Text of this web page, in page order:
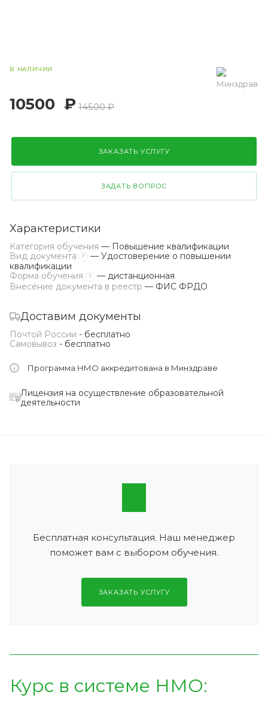
В НАЛИЧИИ
10500 ₽ 14500 ₽
ЗАКАЗАТЬ УСЛУГУ
ЗАДАТЬ ВОПРОС
Характеристики
Категория обучения — Повышение квалификации
Вид документа
?
— Удостоверение о повышении
квалификации
Форма обучения
?
— дистанционная
Внесение документа в реестр — ФИС ФРДО
Доставим документы
Почтой России - бесплатно
Самовывоз - бесплатно
Программа НМО аккредитована в Минздраве
Лицензия на осуществление образовательной
деятельности
Бесплатная консультация. Наш менеджер
поможет вам с выбором обучения.
ЗАКАЗАТЬ УСЛУГУ
Курс в системе НМО: